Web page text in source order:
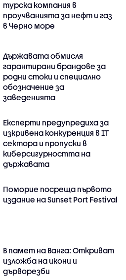
турска компания в
проучванията за нефт и газ
в Черно море
Държавата обмисля
гарантирани брандове за
родни стоки и специално
обозначение за
заведенията
Експерти предупредиха за
изкривена конкуренция в IT
сектора и пропуски в
киберсигурността на
държавата
Поморие посреща първото
издание на Sunset Port Festival
В памет на Ванга: Откриват
изложба на икони и
дърворезби